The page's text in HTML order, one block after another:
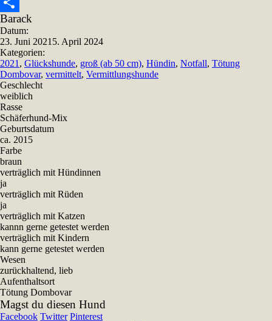
Snapchat
Teilen
Barack
Datum:
23. Juni 2021 5. April 2024
Kategorien:
2021 , Glückshunde, groß (ab 50 cm), Hündin, Notfall, Tötung
Dombovar, vermittelt, Vermittlungshunde
Geschlecht
weiblich
Rasse
Schäferhund-Mix
Geburtsdatum
ca. 2015
Farbe
braun
verträglich mit Hündinnen
ja
verträglich mit Rüden
ja
verträglich mit Katzen
kannn gerne getestet werden
verträglich mit Kindern
kann gerne getestet werden
Wesen
zurückhaltend, lieb
Aufenthaltsort
Tötung Dombovar
Magst du diesen Hund
Facebook Twitter Pinterest